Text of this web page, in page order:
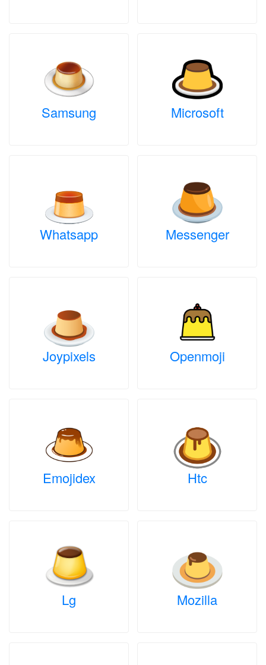
Samsung Microsoft
Whatsapp Messenger
Joypixels Openmoji
Emojidex Htc
Lg Mozilla